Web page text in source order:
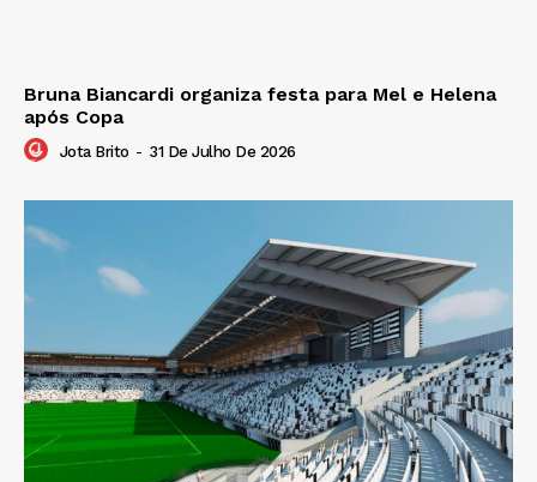
Bruna Biancardi organiza festa para Mel e Helena
após Copa
Jota Brito - 31 De Julho De 2026